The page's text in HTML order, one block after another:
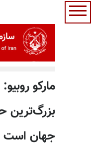
مارکو
بزرگ‌ترین
جهان است